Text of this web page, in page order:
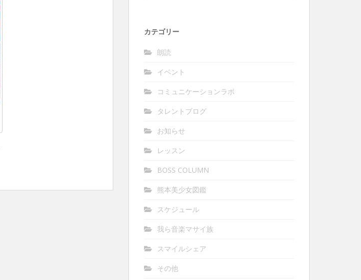
カテゴリー
朗読
イベント
コミュニケーションラボ
タレントブログ
お知らせ
レッスン
BOSS COLUMN
熊本美少女図鑑
スケジュール
我ら音楽マサイ族
スマイルシェア
その他